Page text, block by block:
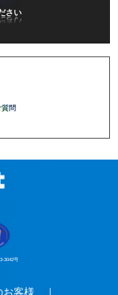
さい
質問
3042号
お客様 ｜